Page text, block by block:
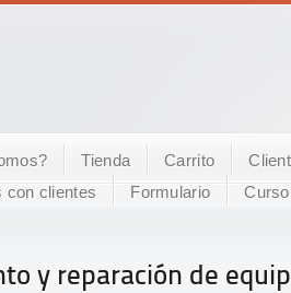
Tienda Carrito
con clientes
Formulario Curso
y reparación de